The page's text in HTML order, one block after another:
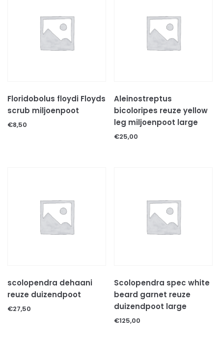
Floridobolus floydi Floyds
scrub miljoenpoot
€8,50
Aleinostreptus
bicoloripes reuze yellow
leg miljoenpoot large
€25,00
scolopendra dehaani
reuze duizendpoot
€27,50
Scolopendra spec white
beard garnet reuze
duizendpoot large
€125,00